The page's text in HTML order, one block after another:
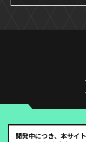
開発中につき、本サイ